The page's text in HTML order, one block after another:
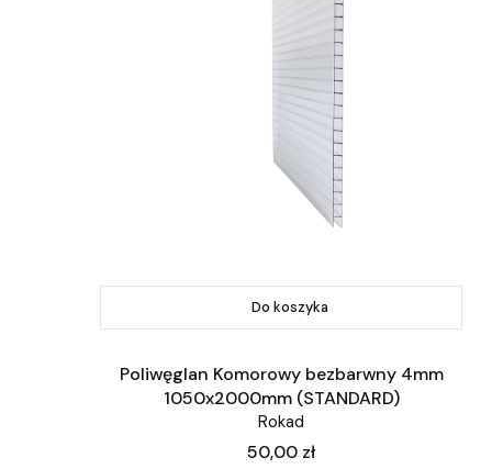
Do koszyka
Poliwęglan Komorowy bezbarwny 4mm
1050x2000mm (STANDARD)
Rokad
Cena
50,00 zł